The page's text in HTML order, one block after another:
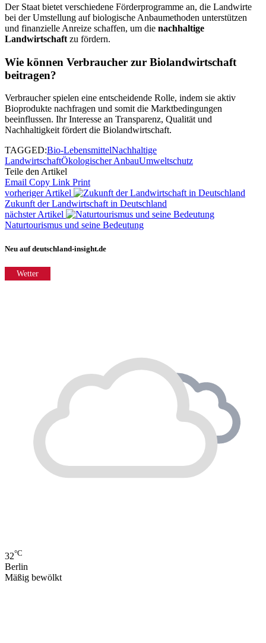
Der Staat bietet verschiedene Förderprogramme an, die Landwirte
bei der Umstellung auf biologische Anbaumethoden unterstützen
und finanzielle Anreize schaffen, um die nachhaltige
Landwirtschaft zu fördern.
Wie können Verbraucher zur Biolandwirtschaft
beitragen?
Verbraucher spielen eine entscheidende Rolle, indem sie aktiv
Bioprodukte nachfragen und somit die Marktbedingungen
beeinflussen. Ihr Interesse an Transparenz, Qualität und
Nachhaltigkeit fördert die Biolandwirtschaft.
TAGGED:Bio-LebensmittelNachhaltige
LandwirtschaftÖkologischer AnbauUmweltschutz
Teile den Artikel
Email Copy Link Print
vorheriger Artikel
Zukunft der Landwirtschaft in Deutschland
nächster Artikel
Naturtourismus und seine Bedeutung
Neu auf deutschland-insight.de
Wetter
32°C
Berlin
Mäßig bewölkt